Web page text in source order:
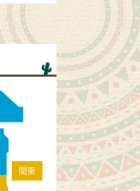
関東